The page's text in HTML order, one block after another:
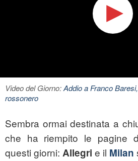
Video del Giorno:Addio a Franco
rossonero
Sembra ormai destinata a
che ha riempito le pagine
questi giorni: Allegri e il Milan